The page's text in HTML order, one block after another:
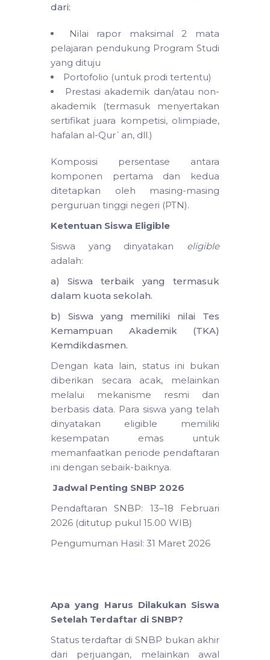
dari:
Nilai rapor maksimal 2 mata
pelajaran pendukung Program Studi
yang dituju
Portofolio (untuk prodi tertentu)
Prestasi akademik dan/atau non-
akademik (termasuk menyertakan
sertifikat juara kompetisi, olimpiade,
hafalan al-Qur`an, dll.)
Komposisi persentase antara
komponen pertama dan kedua
ditetapkan oleh masing-masing
perguruan tinggi negeri (PTN).
Ketentuan Siswa Eligible
Siswa yang dinyatakan eligible
adalah:
a) Siswa terbaik yang termasuk
dalam kuota sekolah.
b) Siswa yang memiliki nilai Tes
Kemampuan Akademik (TKA)
Kemdikdasmen.
Dengan kata lain, status ini bukan
diberikan secara acak, melainkan
melalui mekanisme resmi dan
berbasis data. Para siswa yang telah
dinyatakan eligible memiliki
kesempatan emas untuk
memanfaatkan periode pendaftaran
ini dengan sebaik-baiknya.
Jadwal Penting SNBP 2026
Pendaftaran SNBP: 13–18 Februari
2026 (ditutup pukul 15.00 WIB)
Pengumuman Hasil: 31 Maret 2026
Apa yang Harus Dilakukan Siswa
Setelah Terdaftar di SNBP?
Status terdaftar di SNBP bukan akhir
dari perjuangan, melainkan awal